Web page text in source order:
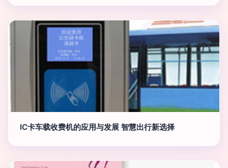
IC卡车载收费机的应用与发展 智慧出行新选择